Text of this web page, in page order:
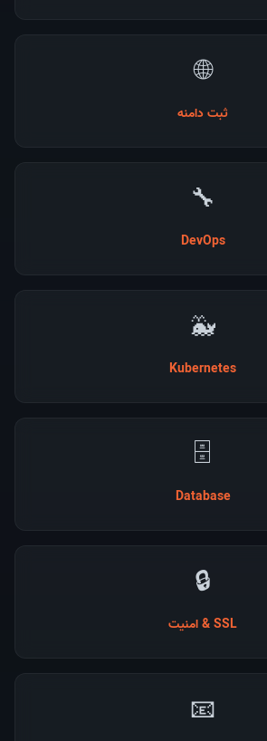
🌐
ثبت دامنه
🔧
DevOps
🐳
Kubernetes
🗄️
Database
🔒
SSL & امنیت
📧